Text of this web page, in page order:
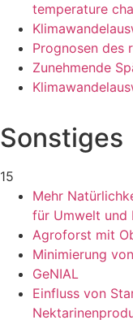
temperature
Prognosen des
Zunehmende
Sonstiges
15
Mehr
für Umwelt und
Agroforst mit
Minimierung
GeNIAL
Einfluss von